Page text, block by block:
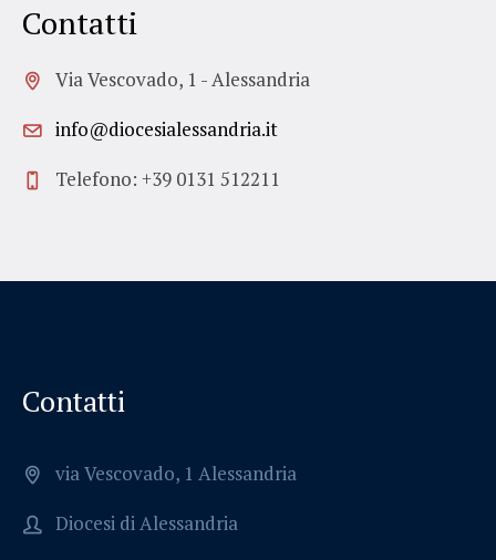
Contatti
Via Vescovado, 1 - Alessandria
info@diocesialessandria.it
Telefono: +39 0131 512211
Contatti
via Vescovado, 1 Alessandria
Diocesi di Alessandria